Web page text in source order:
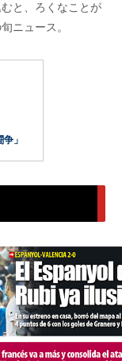
と、ろくなことが
ニュース。
」